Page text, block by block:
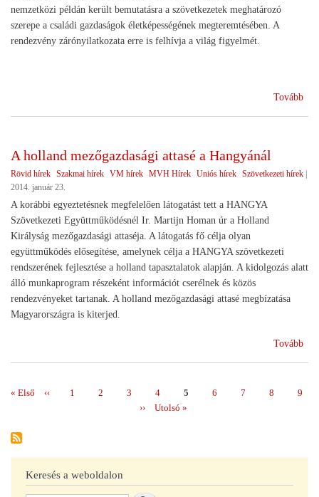
nemzetközi példán került bemutatásra a szövetkezetek meghatározó
szerepe a családi gazdaságok életképességének megteremtésében. A
rendezvény zárónyilatkozata erre is felhívja a világ figyelmét.
Tovább
A holland mezőgazdasági attasé a Hangyánál
Rövid hírek Szakmai hírek VM hírek MVH Hírek Uniós hírek Szövetkezeti hírek
2014. január 23.
A korábbi egyeztetésnek megfelelően látogatást tett a HANGYA
Szövetkezeti Együttműködésnél Ir. Martijn Homan úr a Holland
Királyság mezőgazdasági attaséja. A látogatás fő célja olyan
együttműködés elősegítése, amelynek célja a HANGYA szövetkezeti
rendszerének fejlesztése a holland tapasztalatok alapján. A kidolgozás alatt
álló munkaprogram részeként információt cserélnek és közös
rendezvényeket tartanak. A holland mezőgazdasági attasé megbízatása
Magyarországra is kiterjed.
Tovább
Első
« Első
Előző
‹‹ Page
1 Page
2 Page
3 Page
4 Page
5 Page
6 Page
7 Page
8 Page
9
Következő
››
Utolsó
Utolsó »
Keresés a weboldalon